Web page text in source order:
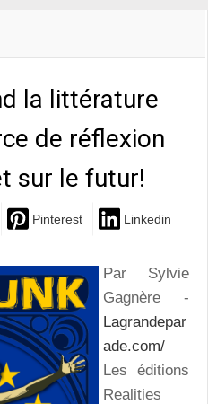
la littérature
de réflexion
sur le futur!
Pinterest Linkedin
Par Sylvie
Gagnère -
Lagrandepar
ade.com/
Les éditions
Realities